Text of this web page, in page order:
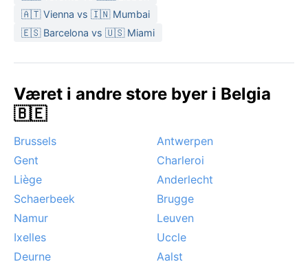
🇦🇹 Vienna vs 🇮🇳 Mumbai
🇪🇸 Barcelona vs 🇺🇸 Miami
Været i andre store byer i Belgia
🇧🇪
Brussels
Antwerpen
Gent
Charleroi
Liège
Anderlecht
Schaerbeek
Brugge
Namur
Leuven
Ixelles
Uccle
Deurne
Aalst